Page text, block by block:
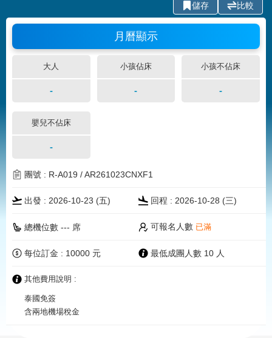
儲存 比較
月曆顯示
大人 小孩佔床 小孩不佔床
- - -
嬰兒不佔床
-
團號 : R-A019 / AR261023CNXF1
出發 : 2026-10-23 (五) 回程 : 2026-10-28 (三)
總機位數 --- 席 可報名人數 已滿
每位訂金 : 10000 元 最低成團人數 10 人
其他費用說明 :
泰國免簽
含兩地機場稅金